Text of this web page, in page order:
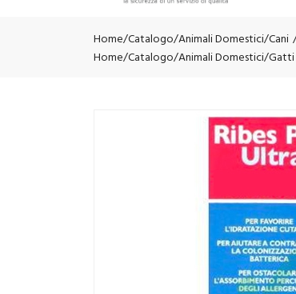
Home Catalogo/Animali Domestici/Cani
Home Catalogo/Animali Domestici/Gatti